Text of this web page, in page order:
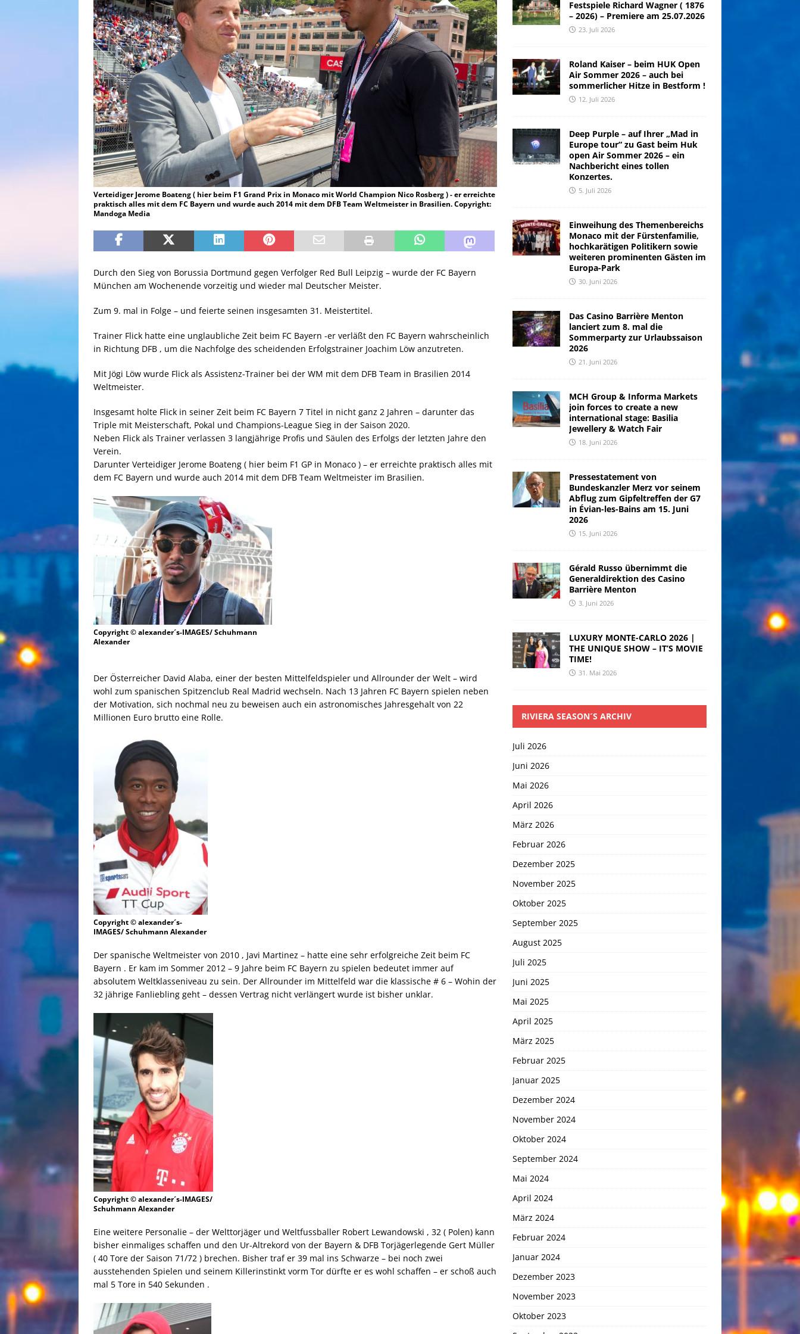
Verteidiger Jerome Boateng ( hier beim F1 Grand Prix in Monaco mit World Champion Nico Rosberg ) - er erreichte
praktisch alles mit dem FC Bayern und wurde auch 2014 mit dem DFB Team Weltmeister in Brasilien. Copyright:
Mandoga Media
Durch den Sieg von Borussia Dortmund gegen Verfolger Red Bull Leipzig – wurde der FC Bayern
München am Wochenende vorzeitig und wieder mal Deutscher Meister.
Zum 9. mal in Folge – und feierte seinen insgesamten 31. Meistertitel.
Trainer Flick hatte eine unglaubliche Zeit beim FC Bayern -er verläßt den FC Bayern wahrscheinlich
in Richtung DFB , um die Nachfolge des scheidenden Erfolgstrainer Joachim Löw anzutreten.
Mit Jögi Löw wurde Flick als Assistenz-Trainer bei der WM mit dem DFB Team in Brasilien 2014
Weltmeister.
Insgesamt holte Flick in seiner Zeit beim FC Bayern 7 Titel in nicht ganz 2 Jahren – darunter das
Triple mit Meisterschaft, Pokal und Champions-League Sieg in der Saison 2020.
Neben Flick als Trainer verlassen 3 langjährige Profis und Säulen des Erfolgs der letzten Jahre den
Verein.
Darunter Verteidiger Jerome Boateng ( hier beim F1 GP in Monaco ) – er erreichte praktisch alles mit
dem FC Bayern und wurde auch 2014 mit dem DFB Team Weltmeister im Brasilien.
Copyright © alexander´s-IMAGES/ Schuhmann
Alexander
Der Österreicher David Alaba, einer der besten Mittelfeldspieler und Allrounder der Welt – wird
wohl zum spanischen Spitzenclub Real Madrid wechseln. Nach 13 Jahren FC Bayern spielen neben
der Motivation, sich nochmal neu zu beweisen auch ein astronomisches Jahresgehalt von 22
Millionen Euro brutto eine Rolle.
Copyright © alexander´s-
IMAGES/ Schuhmann Alexander
Der spanische Weltmeister von 2010 , Javi Martinez – hatte eine sehr erfolgreiche Zeit beim FC
Bayern . Er kam im Sommer 2012 – 9 Jahre beim FC Bayern zu spielen bedeutet immer auf
absolutem Weltklasseniveau zu sein. Der Allrounder im Mittelfeld war die klassische # 6 – Wohin der
32 jährige Fanliebling geht – dessen Vertrag nicht verlängert wurde ist bisher unklar.
Copyright © alexander´s-IMAGES/
Schuhmann Alexander
Eine weitere Personalie – der Welttorjäger und Weltfussballer Robert Lewandowski , 32 ( Polen) kann
bisher einmaliges schaffen und den Ur-Altrekord von der Bayern & DFB Torjägerlegende Gert Müller
( 40 Tore der Saison 71/72 ) brechen. Bisher traf er 39 mal ins Schwarze – bei noch zwei
ausstehenden Spielen und seinem Killerinstinkt vorm Tor dürfte er es wohl schaffen – er schoß auch
mal 5 Tore in 540 Sekunden .
Festspiele Richard Wagner ( 1876
– 2026) – Premiere am 25.07.2026
23. Juli 2026
Roland Kaiser – beim HUK Open
Air Sommer 2026 – auch bei
sommerlicher Hitze in Bestform !
12. Juli 2026
Deep Purple – auf Ihrer „Mad in
Europe tour“ zu Gast beim Huk
open Air Sommer 2026 – ein
Nachbericht eines tollen
Konzertes.
5. Juli 2026
Einweihung des Themenbereichs
Monaco mit der Fürstenfamilie,
hochkarätigen Politikern sowie
weiteren prominenten Gästen im
Europa-Park
30. Juni 2026
Das Casino Barrière Menton
lanciert zum 8. mal die
Sommerparty zur Urlaubssaison
2026
21. Juni 2026
MCH Group & Informa Markets
join forces to create a new
international stage: Basilia
Jewellery & Watch Fair
18. Juni 2026
Pressestatement von
Bundeskanzler Merz vor seinem
Abflug zum Gipfeltreffen der G7
in Évian-les-Bains am 15. Juni
2026
15. Juni 2026
Gérald Russo übernimmt die
Generaldirektion des Casino
Barrière Menton
3. Juni 2026
LUXURY MONTE-CARLO 2026 |
THE UNIQUE SHOW – IT’S MOVIE
TIME!
31. Mai 2026
RIVIERA SEASON´S ARCHIV
Juli 2026
Juni 2026
Mai 2026
April 2026
März 2026
Februar 2026
Dezember 2025
November 2025
Oktober 2025
September 2025
August 2025
Juli 2025
Juni 2025
Mai 2025
April 2025
März 2025
Februar 2025
Januar 2025
Dezember 2024
November 2024
Oktober 2024
September 2024
Mai 2024
April 2024
März 2024
Februar 2024
Januar 2024
Dezember 2023
November 2023
Oktober 2023